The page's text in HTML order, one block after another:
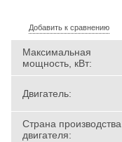
Добавить к сравнению
Максимальная
мощность, кВт:
Двигатель:
Страна производства
двигателя: